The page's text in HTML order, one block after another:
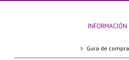
INFORMACIÓN
Guía de compra